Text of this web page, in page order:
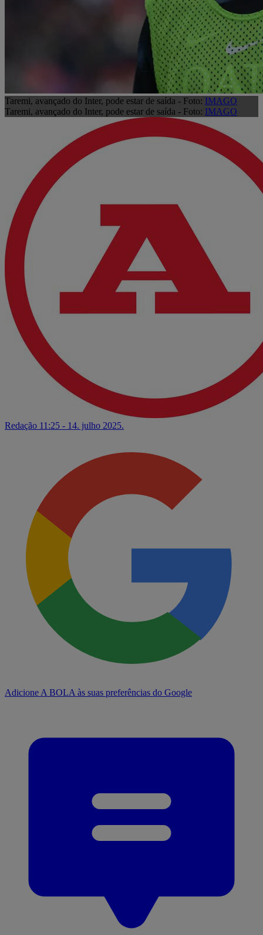
Taremi, avançado do Inter, pode estar de saída - Foto: IMAGO
Taremi, avançado do Inter, pode estar de saída - Foto: IMAGO
Redação 11:25 - 14. julho 2025.
Adicione A BOLA às suas preferências do Google